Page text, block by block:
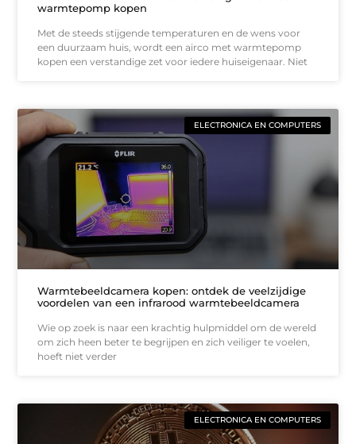
warmtepomp kopen
Met de steeds stijgende temperaturen en de wens voor
een duurzaam huis, wordt een airco met warmtepomp
kopen een verstandige zet voor iedere huiseigenaar. Niet
ELECTRONICA EN COMPUTERS
Warmtebeeldcamera kopen: ontdek de veelzijdige
voordelen van een infrarood warmtebeeldcamera
Wie op zoek is naar een krachtig hulpmiddel om de wereld
om zich heen beter te begrijpen en zich veiliger te voelen,
hoeft niet verder
ELECTRONICA EN COMPUTERS